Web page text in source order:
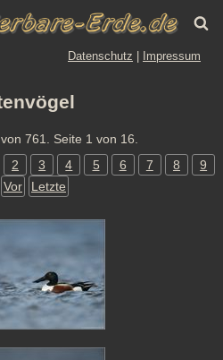
Datenschutz Impressum
761. Seite 1 von 16.
2 3 4 5 6 7 8
9
Vor Letzte